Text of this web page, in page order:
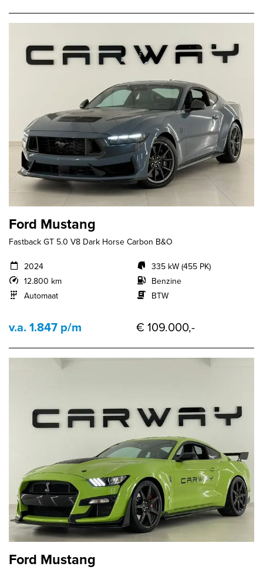
Ford Mustang
Fastback GT 5.0 V8 Dark Horse Carbon B&O
2024
12.800 km
Automaat
335 kW (455 PK)
Benzine
BTW
v.a. 1.847 p/m € 109.000,-
Ford Mustang